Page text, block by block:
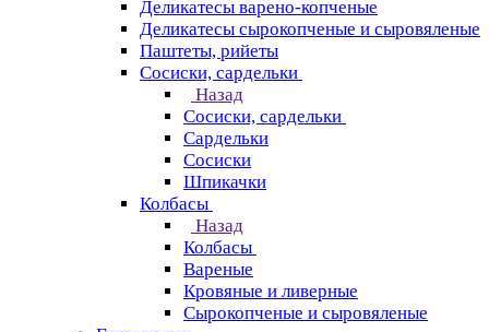
Деликатесы варено-копченые
Деликатесы сырокопченые и сыровяленые
Паштеты, рийеты
Сосиски, сардельки
Назад
Сосиски, сардельки
Сардельки
Сосиски
Шпикачки
Колбасы
Назад
Колбасы
Вареные
Кровяные и ливерные
Сырокопченые и сыровяленые